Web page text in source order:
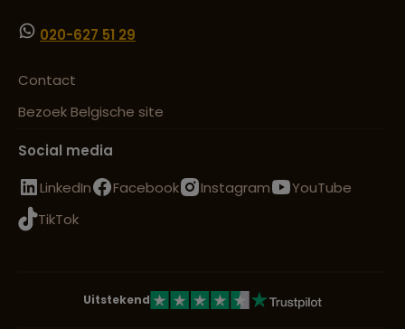
020-627 51 29
Contact
Bezoek Belgische site
Social media
LinkedIn
Facebook Instagram
YouTube
TikTok
Uitstekend